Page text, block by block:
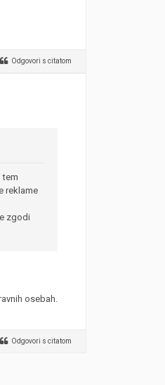
Odgovori s citatom
tem
reklame
zgodi
osebah.
Odgovori s citatom